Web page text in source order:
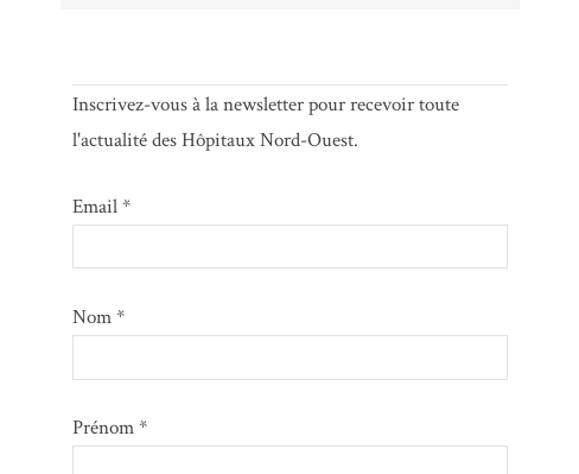
Inscrivez-vous à la newsletter pour recevoir toute
l'actualité des Hôpitaux Nord-Ouest.
Email *
Nom *
Prénom *